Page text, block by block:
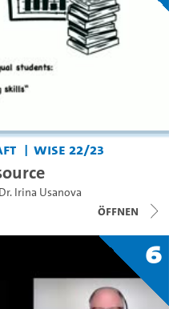
WiSe 22/23
Dr. Irina Usanova
Öffnen
6